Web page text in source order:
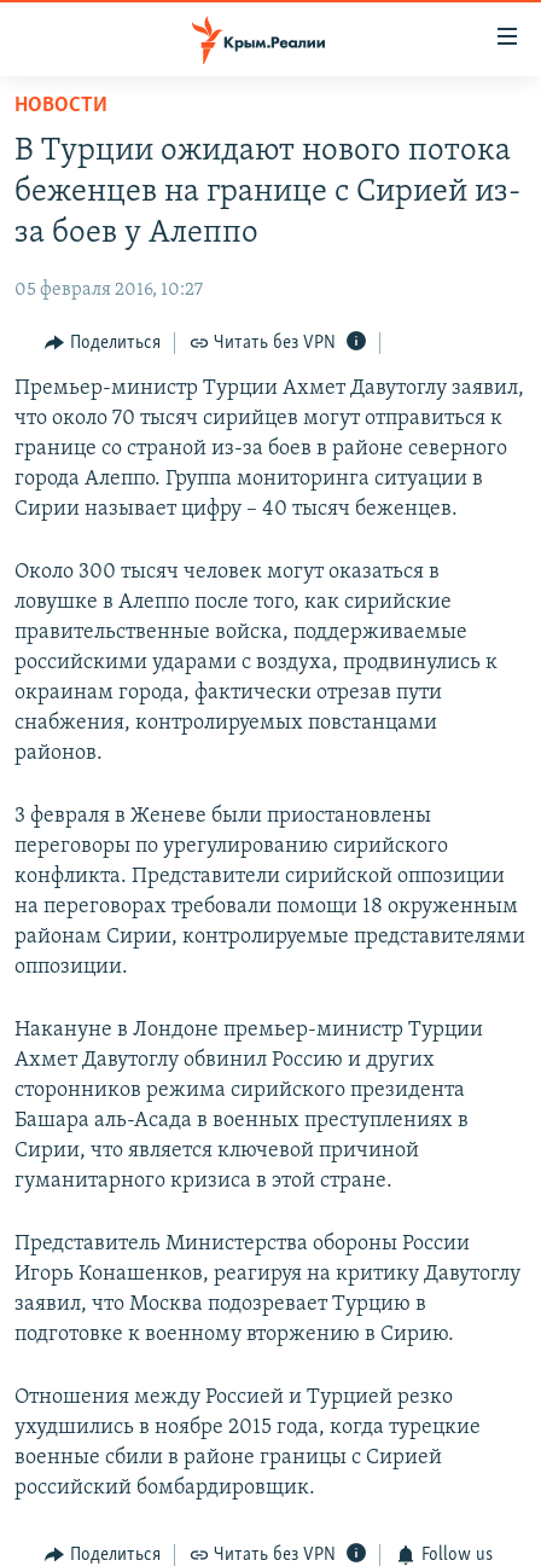
Вернуться
основному
содержанию
Вернутся
главной
навигации
Вернутся
поиску
СПЕЦПРОЕКТЫ
ГРУЗ 200
11 ЛЕТ ОККУПАЦИИ КРЫМА. 11 ИСТОРИЙ СОПРОТИВЛЕНИЯ
ВОДА
ЕЩЕ
ИНТЕРАКТИВ
ИНФОГРАФИКА
ТЕЛЕПРОЕКТ КРЫМ.РЕАЛИИ
СОВЕТЫ ПРАВОЗАЩИТНИКОВ
ПРОПАВШИЕ БЕЗ ВЕСТИ
ПОБЕДИТЕЛЕЙ НЕ СУДЯТ?
КРЫМ.НЕПОКОРЕННЫЙ
ELIFBE
УКРАИНСКАЯ ПРОБЛЕМА КРЫМА
РАДІО СВОБОДА
КАК ОБОЙТИ БЛОКИРОВКУ
Українською
Qırımtatar
ПРИСОЕДИНЯЙТЕСЬ!
Все сайты RFE/RL
НОВОСТИ
В Турции ожидают нового потока
беженцев на границе с Сирией из-
за боев у Алеппо
05 февраля 2016, 10:27
Поделиться Читать без VPN
Премьер-министр Турции Ахмет Давутоглу заявил,
что около 70 тысяч сирийцев могут отправиться к
границе со страной из-за боев в районе северного
города Алеппо. Группа мониторинга ситуации в
Сирии называет цифру – 40 тысяч беженцев.
Около 300 тысяч человек могут оказаться в
ловушке в Алеппо после того, как сирийские
правительственные войска, поддерживаемые
российскими ударами с воздуха, продвинулись к
окраинам города, фактически отрезав пути
снабжения, контролируемых повстанцами
районов.
3 февраля в Женеве были приостановлены
переговоры по урегулированию сирийского
конфликта. Представители сирийской оппозиции
на переговорах требовали помощи 18 окруженным
районам Сирии, контролируемые представителями
оппозиции.
Накануне в Лондоне премьер-министр Турции
Ахмет Давутоглу обвинил Россию и других
сторонников режима сирийского президента
Башара аль-Асада в военных преступлениях в
Сирии, что является ключевой причиной
гуманитарного кризиса в этой стране.
Представитель Министерства обороны России
Игорь Конашенков, реагируя на критику Давутоглу
заявил, что Москва подозревает Турцию в
подготовке к военному вторжению в Сирию.
Отношения между Россией и Турцией резко
ухудшились в ноябре 2015 года, когда турецкие
военные сбили в районе границы с Сирией
российский бомбардировщик.
Поделиться Читать без VPN Follow us